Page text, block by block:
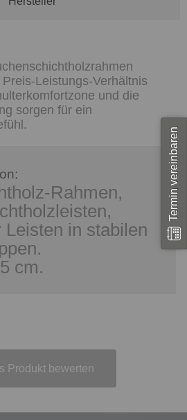
Leistungs-Verhältnis
und die
sorgen für ein
Rahmen,
Leisten in stabilen
cm.
Produkt bewerten
Termin vereinbaren